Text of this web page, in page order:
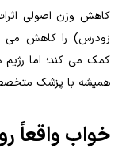
کاهش وزن اصولی
زودرس) را کاهش می
کمک می کند؛ اما
همیشه با پزشک
خواب واقعاً